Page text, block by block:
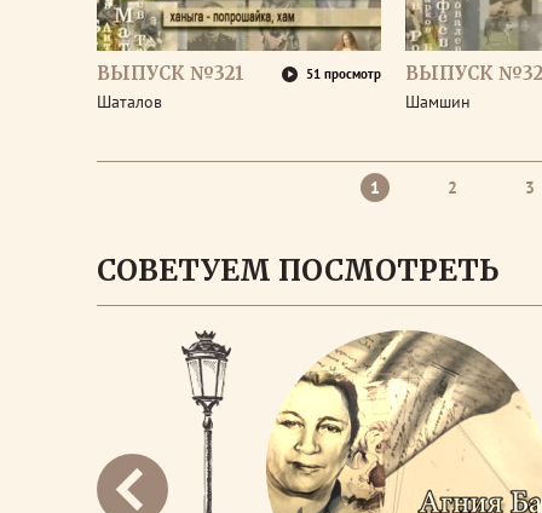
ВЫПУСК №321 51 просмотр
Шаталов
ВЫПУСК
Шамшин
1 2 3
СОВЕТУЕМ ПОСМОТРЕТЬ